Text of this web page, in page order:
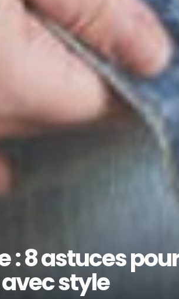
: 8 astuces
style